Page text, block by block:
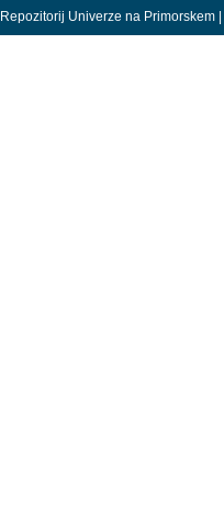
Repozitorij Univerze na Primorskem |